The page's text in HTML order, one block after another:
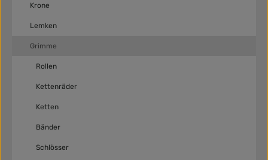
Krone
Lemken
Grimme
Rollen
Kettenräder
Ketten
Bänder
Schlösser